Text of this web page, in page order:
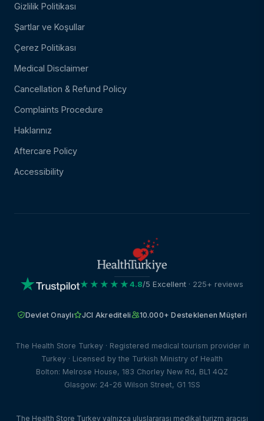
Gizlilik Politikası
Şartlar ve Koşullar
Çerez Politikası
Medical Disclaimer
Cancellation & Refund Policy
Complaints Procedure
Haklarınız
Aftercare Policy
Accessibility
★★★★★4.8/5 Excellent · 225+ reviews
Devlet Onaylı JCI Akrediteli 10.000+ Desteklenen Müşteri
The Health Store Turkey · Registered medical tourism provider in
Turkey · Licensed by the Turkish Ministry of Health
Bolton: Melrose House, 183 Chorley New Rd, BL1 4QZ
Glasgow: 24-26 Wilson Street, G1 1SS
The Health Store Turkey yalnızca uluslararası medikal turizm aracısı